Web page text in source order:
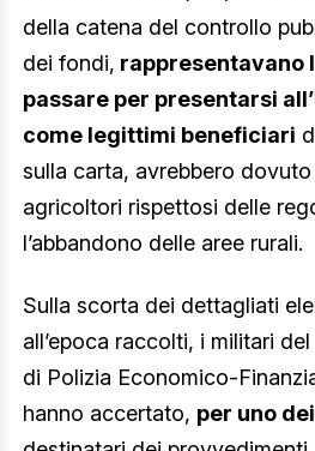
della catena del controllo
dei fondi, rappresentavano
passare per presentarsi
come legittimi beneficiari
sulla carta, avrebbero
agricoltori rispettosi delle
l’abbandono delle aree rurali.
Sulla scorta dei dettagliati
all’epoca raccolti, i militari
di Polizia Economico-
hanno accertato, per uno